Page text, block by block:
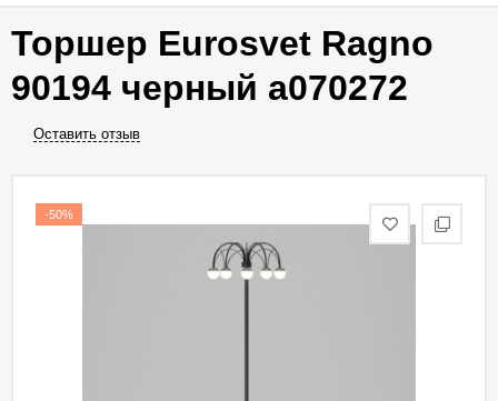
Торшер Eurosvet Ragno
90194 черный a070272
Оставить отзыв
-50%